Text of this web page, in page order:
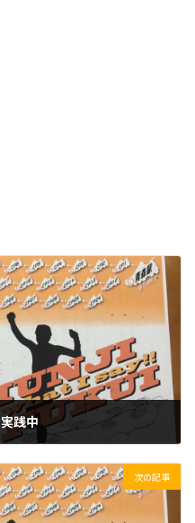
践中
次の記事